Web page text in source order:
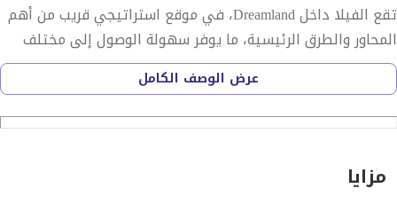
تقع الفيلا داخل Dreamland، في موقع استراتيجي قريب من أهم
المحاور والطرق الرئيسية، ما يوفر سهولة الوصول إلى مختلف
المناطق الحيوية.
تفاصيل الوحدة:
المساحة: 335 متر
جاهزة للاستلام الفوري
عرض الوصف الكامل
مزايا